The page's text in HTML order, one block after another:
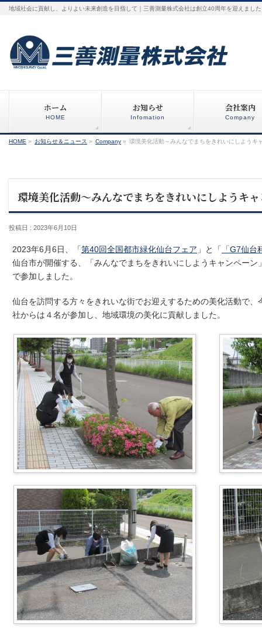
地域社会に貢献し、よりよい未来創造を目指して｜三善測量株式会社は創立40周年を迎えました
ホーム
HOME
お知らせ
Infomation
会社案内
Company
HOME » お知らせ＆ニュース » Company » 環境美化活動～みんなでまちをきれいにしようキ
環境美化活動～みんなでまちをきれいにしようキ
投稿日 : 2023年6月10日
2023年6月6日、「第40回全国都市緑化仙台フェア 」と「
「G7仙
仙台市が開催する、「みんなでまちをきれいにしようキャンペー
で参加しました。
仙台を訪問する方々をきれいな街でお迎えするための美化活動で
社からは４名が参加し、地域環境の美化に貢献しました。